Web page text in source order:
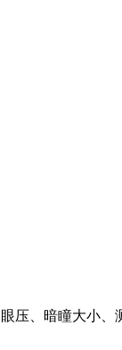
压、暗瞳大小、